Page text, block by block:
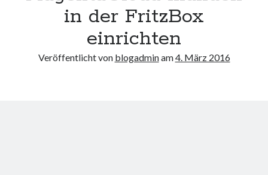
in der FritzBox
einrichten
Veröffentlicht von blogadminam4. März 2016